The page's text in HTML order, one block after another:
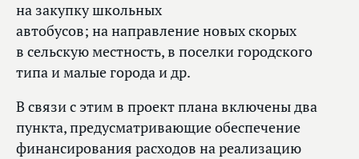
на закупку школьных
автобусов; на направление новых скорых
в сельскую местность, в поселки городского
типа и малые города и др.
В связи с этим в проект плана включены два
пункта, предусматривающие обеспечение
финансирования расходов на реализацию